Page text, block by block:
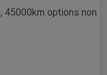
45000km options non